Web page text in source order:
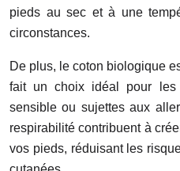
pieds au sec et à une
circonstances.
De plus, le coton biologique
fait un choix idéal pour les
sensible ou sujettes aux
respirabilité contribuent à
vos pieds, réduisant les